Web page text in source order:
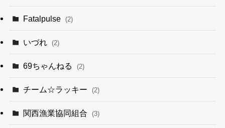
Fatalpulse (2)
いづれ (2)
69ちゃんねる (2)
チーム☆ラッキー (2)
関西漁業協同組合 (3)